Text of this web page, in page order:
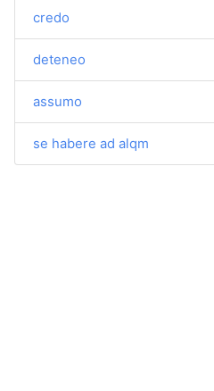
credo
deteneo
assumo
se habere ad alqm